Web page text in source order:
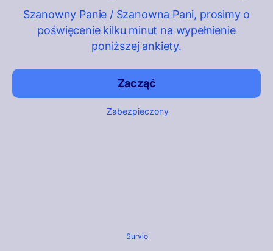
Szanowny Panie / Szanowna Pani, prosimy o
poświęcenie kilku minut na wypełnienie
poniższej ankiety.
Zacząć
Zabezpieczony
Survio